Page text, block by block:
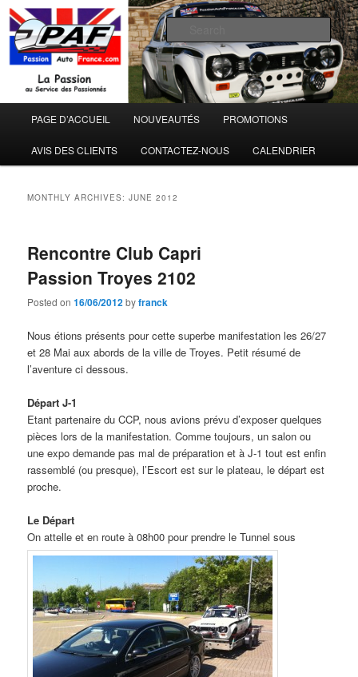
Passion Auto France
Skip
to
Skip
to
PAGE D’ACCUEIL NOUVEAUTÉS PROMOTIONS
AVIS DES CLIENTS CONTACTEZ-NOUS CALENDRIER
MONTHLY ARCHIVES:JUNE 2012
Rencontre Club Capri
Passion Troyes 2102
Posted on16/06/2012byfranck
Nous étions présents pour cette superbe manifestation les 26/27
et 28 Mai aux abords de la ville de Troyes. Petit résumé de
l’aventure ci dessous.
Départ J-1
Etant partenaire du CCP, nous avions prévu d’exposer quelques
pièces lors de la manifestation. Comme toujours, un salon ou
une expo demande pas mal de préparation et à J-1 tout est enfin
rassemblé (ou presque), l’Escort est sur le plateau, le départ est
proche.
Le Départ
On attelle et en route à 08h00 pour prendre le Tunnel sous